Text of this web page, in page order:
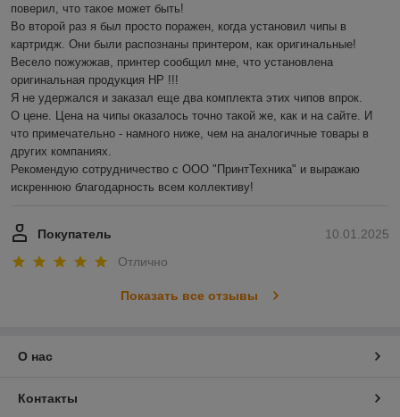
поверил, что такое может быть!
Во второй раз я был просто поражен, когда установил чипы в
картридж. Они были распознаны принтером, как оригинальные!
Весело пожужжав, принтер сообщил мне, что установлена
оригинальная продукция HP !!!
Я не удержался и заказал еще два комплекта этих чипов впрок.
О цене. Цена на чипы оказалось точно такой же, как и на сайте. И
что примечательно - намного ниже, чем на аналогичные товары в
других компаниях.
Рекомендую сотрудничество с ООО "ПринтТехника" и выражаю
искреннюю благодарность всем коллективу!
10.01.2025
Покупатель
Отлично
Показать все отзывы
О нас
Контакты